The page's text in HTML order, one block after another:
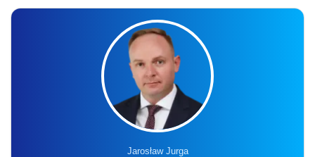
Jarosław Jurga